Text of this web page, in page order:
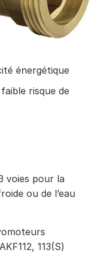
énergétique
risque de
voies pour la
ou de l’eau
113(S)